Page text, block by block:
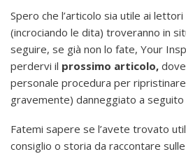
Spero che l’articolo sia utile ai lettori
(incrociando le dita) troveranno in
seguire, se già non lo fate, Your
perdervi il prossimo articolo,
personale procedura per
gravemente) danneggiato a seguito
Fatemi sapere se l’avete trovato
consiglio o storia da raccontare